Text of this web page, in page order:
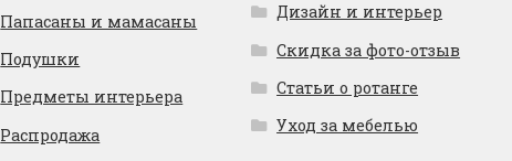
Папасаны и мамасаны
Подушки
Предметы интерьера
Распродажа
Дизайн и интерьер
Скидка за фото-отзыв
Статьи о ротанге
Уход за мебелью